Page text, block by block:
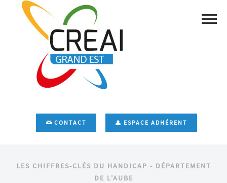
CONTACT ESPACE ADHÉRENT
LES CHIFFRES-CLÉS DU HANDICAP - DÉPARTEMENT
DE L'AUBE